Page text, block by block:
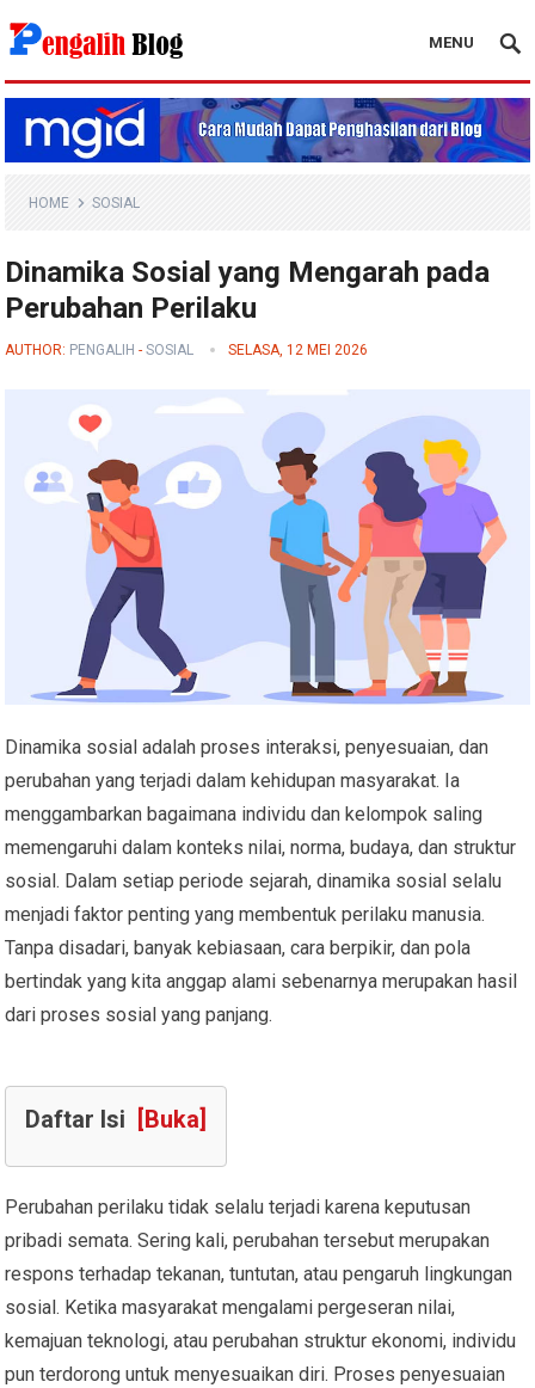
Pengalih Blog
MENU
HOME SOSIAL
Dinamika Sosial yang Mengarah pada
Perubahan Perilaku
AUTHOR: PENGALIH -SOSIAL SELASA, 12 MEI 2026
Dinamika sosial adalah proses interaksi, penyesuaian, dan
perubahan yang terjadi dalam kehidupan masyarakat. Ia
menggambarkan bagaimana individu dan kelompok saling
memengaruhi dalam konteks nilai, norma, budaya, dan struktur
sosial. Dalam setiap periode sejarah, dinamika sosial selalu
menjadi faktor penting yang membentuk perilaku manusia.
Tanpa disadari, banyak kebiasaan, cara berpikir, dan pola
bertindak yang kita anggap alami sebenarnya merupakan hasil
dari proses sosial yang panjang.
Daftar Isi [Buka]
Perubahan perilaku tidak selalu terjadi karena keputusan
pribadi semata. Sering kali, perubahan tersebut merupakan
respons terhadap tekanan, tuntutan, atau pengaruh lingkungan
sosial. Ketika masyarakat mengalami pergeseran nilai,
kemajuan teknologi, atau perubahan struktur ekonomi, individu
pun terdorong untuk menyesuaikan diri. Proses penyesuaian